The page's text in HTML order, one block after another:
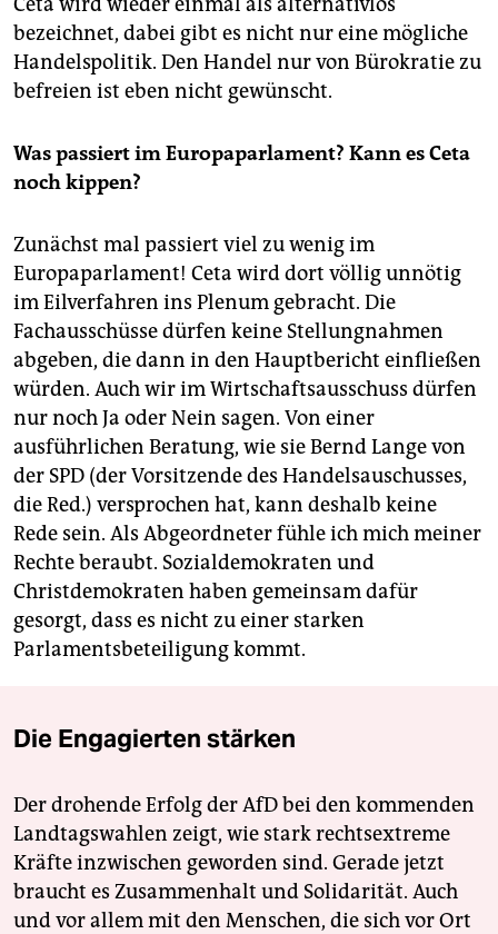
bezeichnet, dabei gibt es nicht nur eine mögliche
Handelspolitik. Den Handel nur von Bürokratie zu
befreien ist eben nicht gewünscht.
Was passiert im Europaparlament? Kann es Ceta
noch kippen?
Zunächst mal passiert viel zu wenig im
Europaparlament! Ceta wird dort völlig unnötig
im Eilverfahren ins Plenum gebracht. Die
Fachausschüsse dürfen keine Stellungnahmen
abgeben, die dann in den Hauptbericht einfließen
würden. Auch wir im Wirtschaftsausschuss dürfen
nur noch Ja oder Nein sagen. Von einer
ausführlichen Beratung, wie sie Bernd Lange von
der SPD (der Vorsitzende des Handelsauschusses,
die Red.) versprochen hat, kann deshalb keine
Rede sein. Als Abgeordneter fühle ich mich meiner
Rechte beraubt. Sozialdemokraten und
Christdemokraten haben gemeinsam dafür
gesorgt, dass es nicht zu einer starken
Parlamentsbeteiligung kommt.
Die Engagierten stärken
Der drohende Erfolg der AfD bei den kommenden
Landtagswahlen zeigt, wie stark rechtsextreme
Kräfte inzwischen geworden sind. Gerade jetzt
braucht es Zusammenhalt und Solidarität. Auch
und vor allem mit den Menschen, die sich vor Ort